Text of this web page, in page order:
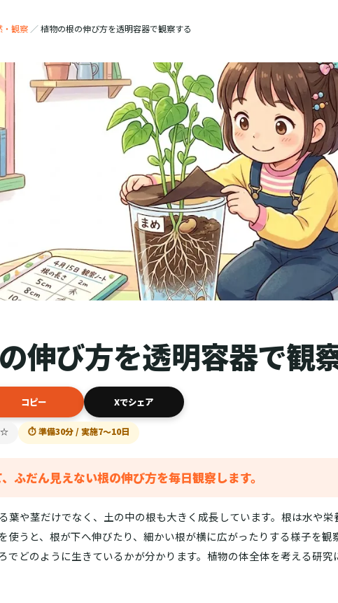
・観察 ／植物の根の伸び方を透明容器で観察する
伸び方を透明容器で観
コピー Xでシェア
⏱ 準備30分 / 実施7〜10日
ふだん見えない根の伸び方を毎日観察します。
葉や茎だけでなく、土の中の根も大きく成長しています。根は水や
使うと、根が下へ伸びたり、細かい根が横に広がったりする様子を
でどのように生きているかが分かります。植物の体全体を考える研究